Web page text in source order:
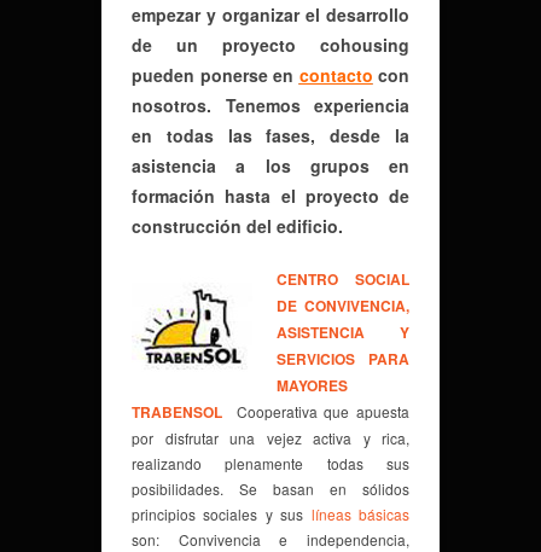
empezar y organizar el desarrollo
de un proyecto cohousing
pueden ponerse en contacto con
nosotros. Tenemos experiencia
en todas las fases, desde la
asistencia a los grupos en
formación hasta el proyecto de
construcción del edificio.
CENTRO SOCIAL
DE CONVIVENCIA,
ASISTENCIA Y
SERVICIOS PARA
MAYORES
TRABENSOL
Cooperativa que apuesta
por disfrutar una vejez activa y rica,
realizando plenamente todas sus
posibilidades. Se basan en sólidos
principios sociales y sus líneas básicas
son: Convivencia e independencia,